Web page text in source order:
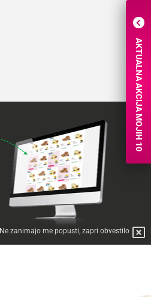
AKTUALNA AKCIJA MOJIH 10
Ne zanimajo me popusti, zapri obvestilo